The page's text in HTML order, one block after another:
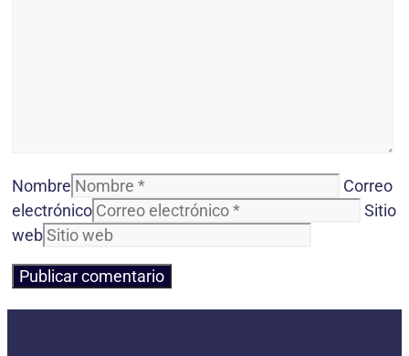
Nombre
Correo
electrónico
Sitio
web